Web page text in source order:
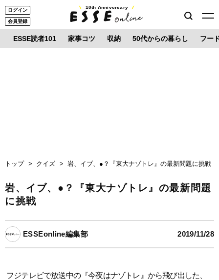
ログイン
会員登録
10th Anniversary
ESSE読者101 家事コツ 収納 50代からの暮らし フー
トップ クイズ 岩、イブ、●？『東大ナゾトレ』の最新問題に挑戦
岩、イブ、●？『東大ナゾトレ』の最新問題
に挑戦
ESSEonline編集部 2019/11/28
フジテレビで放送中の『今夜はナゾトレ』から飛び出した、